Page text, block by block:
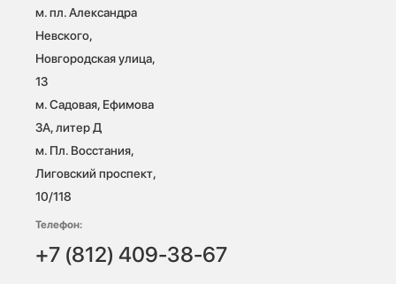
м. пл. Александра
Невского,
Новгородская улица,
13
м. Садовая, Ефимова
3А, литер Д
м. Пл. Восстания,
Лиговский проспект,
10/118
Телефон:
+7 (812) 409-38-67